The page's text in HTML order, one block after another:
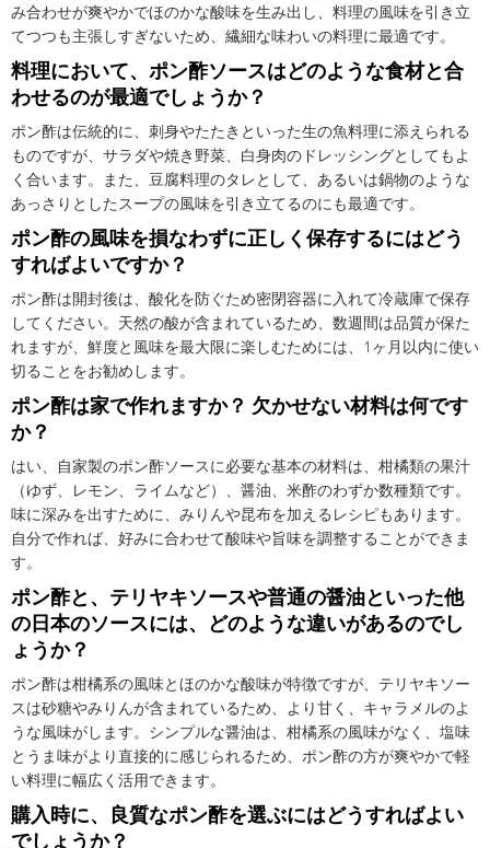
み合わせが爽やかでほのかな酸味を生み出し、料理の風味を引き立
てつつも主張しすぎないため、繊細な味わいの料理に最適です。
料理において、ポン酢ソースはどのような食材と合
わせるのが最適でしょうか？
ポン酢は伝統的に、刺身やたたきといった生の魚料理に添えられる
ものですが、サラダや焼き野菜、白身肉のドレッシングとしてもよ
く合います。また、豆腐料理のタレとして、あるいは鍋物のような
あっさりとしたスープの風味を引き立てるのにも最適です。
ポン酢の風味を損なわずに正しく保存するにはどう
すればよいですか？
ポン酢は開封後は、酸化を防ぐため密閉容器に入れて冷蔵庫で保存
してください。天然の酸が含まれているため、数週間は品質が保た
れますが、鮮度と風味を最大限に楽しむためには、1ヶ月以内に使い
切ることをお勧めします。
ポン酢は家で作れますか？ 欠かせない材料は何です
か？
はい、自家製のポン酢ソースに必要な基本の材料は、柑橘類の果汁
（ゆず、レモン、ライムなど）、醤油、米酢のわずか数種類です。
味に深みを出すために、みりんや昆布を加えるレシピもあります。
自分で作れば、好みに合わせて酸味や旨味を調整することができま
す。
ポン酢と、テリヤキソースや普通の醤油といった他
の日本のソースには、どのような違いがあるのでし
ょうか？
ポン酢は柑橘系の風味とほのかな酸味が特徴ですが、テリヤキソー
スは砂糖やみりんが含まれているため、より甘く、キャラメルのよ
うな風味がします。シンプルな醤油は、柑橘系の風味がなく、塩味
とうま味がより直接的に感じられるため、ポン酢の方が爽やかで軽
い料理に幅広く活用できます。
購入時に、良質なポン酢を選ぶにはどうすればよい
でしょうか？